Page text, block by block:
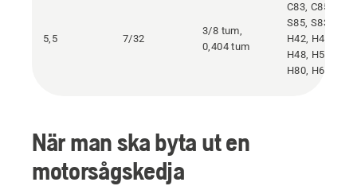
5,5 7/32
3/8 tum,
0,404 tum
C83, C85,
S85, S83G,
H42, H47,
H48, H54,
H80, H64
När man ska byta ut en
motorsågskedja